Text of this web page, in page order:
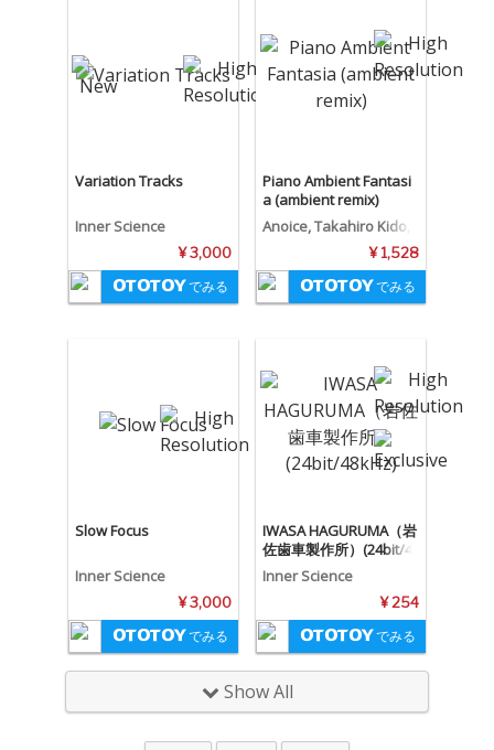
Variation Tracks
Inner Science
¥ 3,000
でみる
Piano Ambient Fantasi
a (ambient remix)
Anoice, Takahiro Kido,
¥ 1,528
でみる
Slow Focus
Inner Science
¥ 3,000
でみる
IWASA HAGURUMA（岩
佐歯車製作所）(24bit/4
8kHz)
Inner Science
¥ 254
でみる
Show All